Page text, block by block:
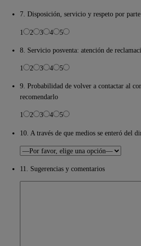
7. Disposición, servicio y respeto por
1 2 3 4 5
8. Servicio posventa: atención de
1 2 3 4 5
9. Probabilidad de volver a contactar al
recomendarlo
1 2 3 4 5
10. A través de que medios se enteró del
11. Sugerencias y comentarios